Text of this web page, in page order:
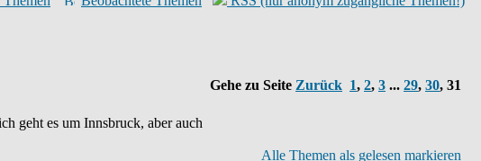
Gehe zu Seite Zurück 1, 2, 3 ... 29, 30, 31
geht es um Innsbruck, aber auch
Alle Themen als gelesen markieren